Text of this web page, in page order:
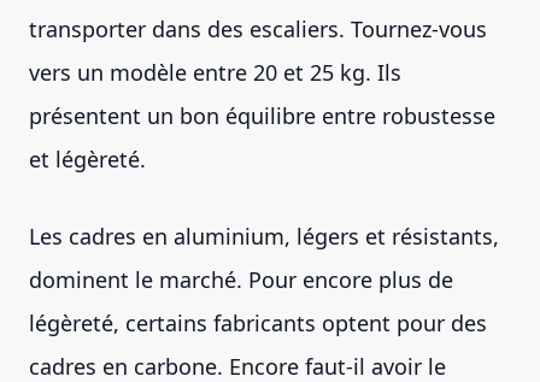
transporter dans des escaliers. Tournez-vous
vers un modèle entre 20 et 25 kg. Ils
présentent un bon équilibre entre robustesse
et légèreté.
Les cadres en aluminium, légers et résistants,
dominent le marché. Pour encore plus de
légèreté, certains fabricants optent pour des
cadres en carbone. Encore faut-il avoir le